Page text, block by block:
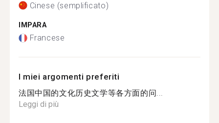
Cinese (semplificato)
IMPARA
Francese
I miei argomenti preferiti
法国中国的文化历史文学等各方面的问...
Leggi di più